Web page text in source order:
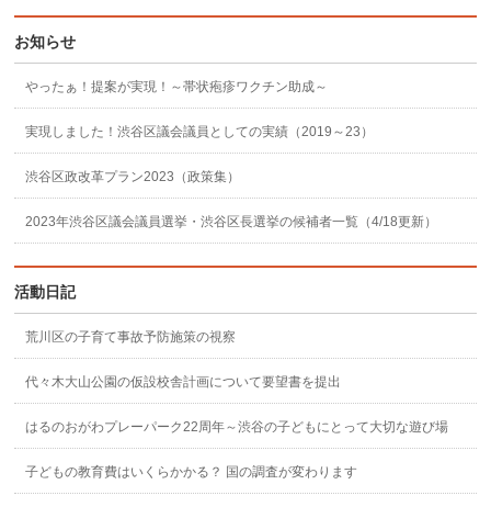
お知らせ
やったぁ！提案が実現！～帯状疱疹ワクチン助成～
実現しました！渋谷区議会議員としての実績（2019～23）
渋谷区政改革プラン2023（政策集）
2023年渋谷区議会議員選挙・渋谷区長選挙の候補者一覧（4/18更新）
活動日記
荒川区の子育て事故予防施策の視察
代々木大山公園の仮設校舎計画について要望書を提出
はるのおがわプレーパーク22周年～渋谷の子どもにとって大切な遊び場
子どもの教育費はいくらかかる？ 国の調査が変わります